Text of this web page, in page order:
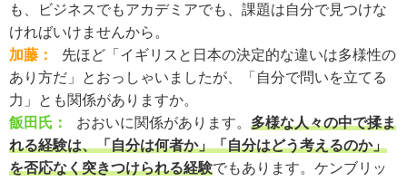
も、ビジネスでもアカデミアでも、課題は自分で見つけな
ければいけませんから。
加藤：
先ほど「イギリスと日本の決定的な違いは多様性の
あり方だ」とおっしゃいましたが、「自分で問いを立てる
力」とも関係がありますか。
飯田氏：
おおいに関係があります。 多様な人々の中で揉ま
れる経験は、「自分は何者か」「自分はどう考えるのか」
を否応なく突きつけられる経験でもあります。ケンブリッ